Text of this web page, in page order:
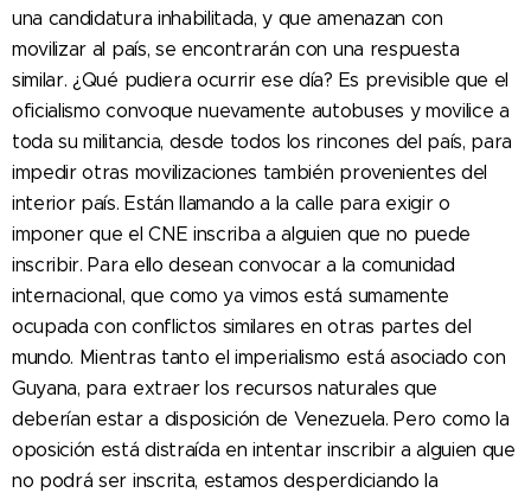
una candidatura inhabilitada, y que amenazan con
movilizar al país, se encontrarán con una respuesta
similar. ¿Qué pudiera ocurrir ese día? Es previsible que el
oficialismo convoque nuevamente autobuses y movilice a
toda su militancia, desde todos los rincones del país, para
impedir otras movilizaciones también provenientes del
interior país. Están llamando a la calle para exigir o
imponer que el CNE inscriba a alguien que no puede
inscribir. Para ello desean convocar a la comunidad
internacional, que como ya vimos está sumamente
ocupada con conflictos similares en otras partes del
mundo. Mientras tanto el imperialismo está asociado con
Guyana, para extraer los recursos naturales que
deberían estar a disposición de Venezuela. Pero como la
oposición está distraída en intentar inscribir a alguien que
no podrá ser inscrita, estamos desperdiciando la